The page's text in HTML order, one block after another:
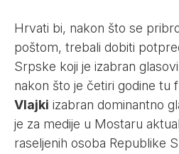
Hrvati bi, nakon što se
poštom, trebali dobiti
Srpske koji je izabran
nakon što je četiri godine tu
Vlajki izabran dominantno
je za medije u Mostaru
raseljenih osoba Republike